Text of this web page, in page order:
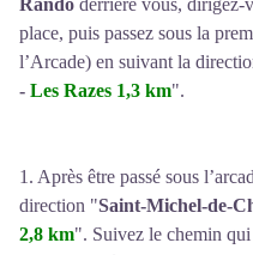
Rando derrière vous, dirigez-
place, puis passez sous la
l’Arcade) en suivant la
- Les Razes 1,3 km".
1. Après être passé sous
direction "Saint-Michel-de-
2,8 km". Suivez le chemin